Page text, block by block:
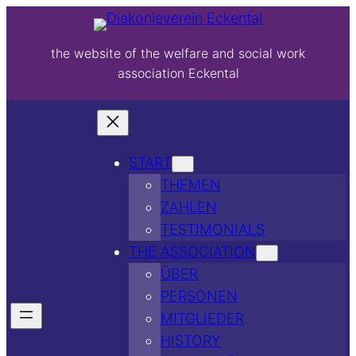
the website of the welfare and social work
association Eckental
START
THEMEN
ZAHLEN
TESTIMONIALS
THE ASSOCIATION
ÜBER
PERSONEN
MITGLIEDER
HISTORY